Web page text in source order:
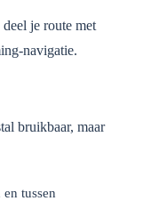
je route met
navigatie.
bruikbaar, maar
tussen